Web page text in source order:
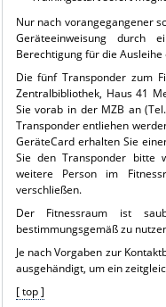
Nur nach vorangegangener
Geräteeinweisung durch
Berechtigung für die
Die fünf Transponder zum
Zentralbibliothek, Haus 41
Sie vorab in der MZB an
Transponder entliehen
GeräteCard erhalten Sie
Sie den Transponder bitte
weitere Person im
verschließen.
Der Fitnessraum ist
bestimmungsgemäß zu
Je nach Vorgaben zur
ausgehändigt, um ein
[ top ]